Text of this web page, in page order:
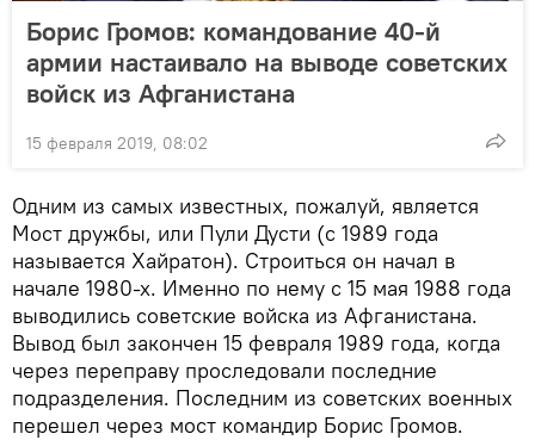
Борис Громов: командование 40-й
армии настаивало на выводе советских
войск из Афганистана
15 февраля 2019, 08:02
Одним из самых известных, пожалуй, является
Мост дружбы, или Пули Дусти (с 1989 года
называется Хайратон). Строиться он начал в
начале 1980-х. Именно по нему с 15 мая 1988 года
выводились советские войска из Афганистана.
Вывод был закончен 15 февраля 1989 года, когда
через переправу проследовали последние
подразделения. Последним из советских военных
перешел через мост командир Борис Громов.